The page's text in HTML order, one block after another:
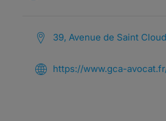
39, Avenue de Saint
https://www.gca-